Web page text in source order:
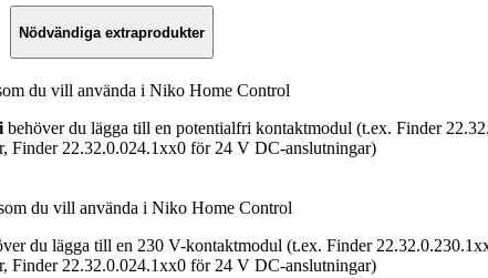
Nödvändiga extraprodukter
du vill använda i Niko Home Control
behöver du lägga till en potentialfri kontaktmodul (t.ex. Finder
Finder 22.32.0.024.1xx0 för 24 V DC-anslutningar)
du vill använda i Niko Home Control
du lägga till en 230 V-kontaktmodul (t.ex. Finder
Finder 22.32.0.024.1xx0 för 24 V DC-anslutningar)